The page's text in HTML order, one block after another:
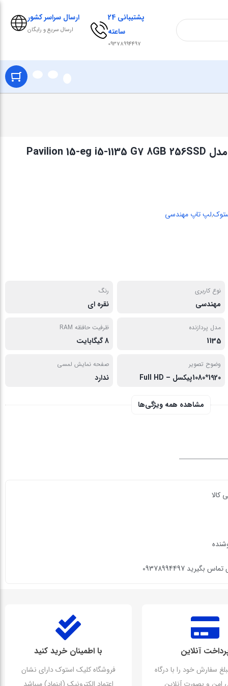
پشتیبانی 24
ساعته
09378994497
ارسال سراسر کشور
ارسال سریع و رایگان
,لپ تاپ مهندسی
نوع کاربری
مهندسی
رنگ
نقره ای
مدل پردازنده
1135
ظرفیت حافظه RAM
8 گیگابایت
وضوح تصویر
1920*1080پیکسل – Full HD
صفحه نمایش لمسی
ندارد
مشاهده همه ویژگی‌ها
کالا
09378994497
آنلاین
سفارش خود را با درگاه
با اطمینان خرید کنید
فروشگاه کلیک استوک دارای نشان